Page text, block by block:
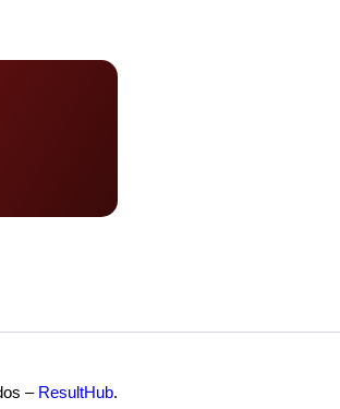
– ResultHub.